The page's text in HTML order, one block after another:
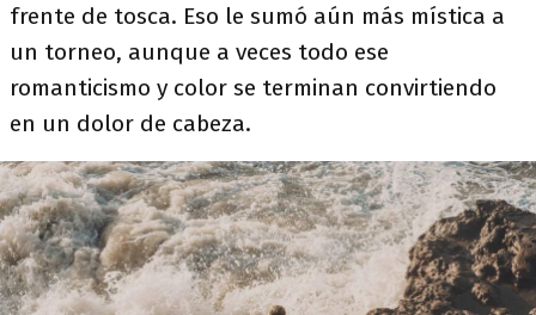
frente de tosca. Eso le sumó aún más mística a
un torneo, aunque a veces todo ese
romanticismo y color se terminan convirtiendo
en un dolor de cabeza.